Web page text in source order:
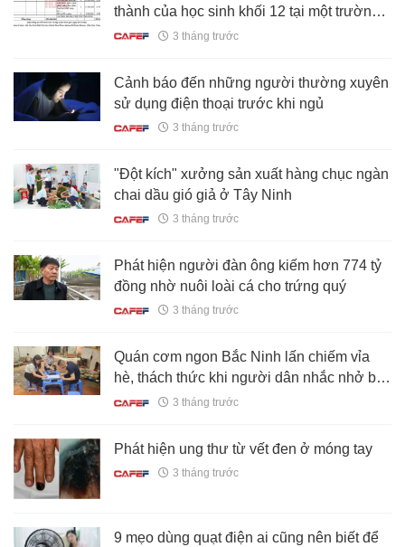
thành của học sinh khối 12 tại một trường
THPT: Tổng gần 260 triệu đồng!
3 tháng trước
Cảnh báo đến những người thường xuyên
sử dụng điện thoại trước khi ngủ
3 tháng trước
"Đột kích" xưởng sản xuất hàng chục ngàn
chai dầu gió giả ở Tây Ninh
3 tháng trước
Phát hiện người đàn ông kiếm hơn 774 tỷ
đồng nhờ nuôi loài cá cho trứng quý
3 tháng trước
Quán cơm ngon Bắc Ninh lấn chiếm vỉa
hè, thách thức khi người dân nhắc nhở bị
phạt 35 triệu đồng
3 tháng trước
Phát hiện ung thư từ vết đen ở móng tay
3 tháng trước
9 mẹo dùng quạt điện ai cũng nên biết để